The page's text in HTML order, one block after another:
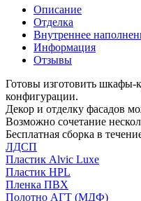
Описание
Отделка
Внутреннее
Информация
Отзывы
Готовы изготовить шкафы-
конфигурации.
Декор и отделку фасадов
Возможно сочетание
Бесплатная сборка в
ЛДСП
Пластик Alvic Luxe
Пластик HPL
Пленка ПВХ
Полотно АГТ (МДФ)